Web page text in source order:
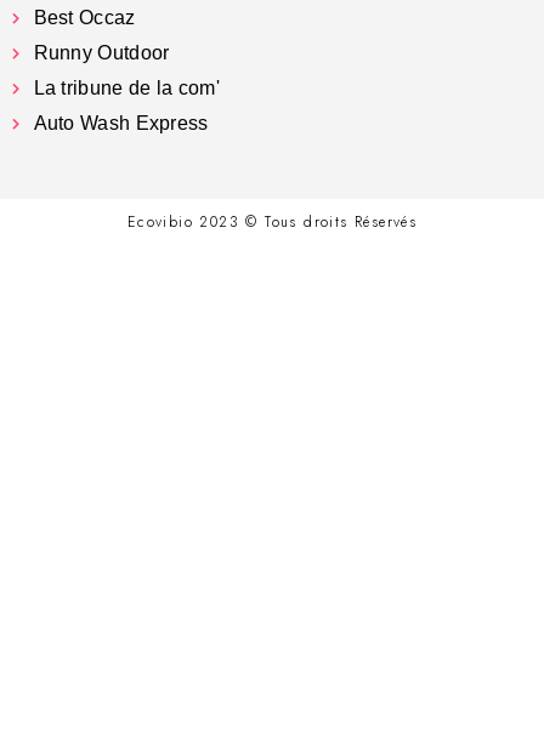
Best Occaz
Runny Outdoor
La tribune de la com'
Auto Wash Express
Ecovibio 2023 © Tous droits Réservés